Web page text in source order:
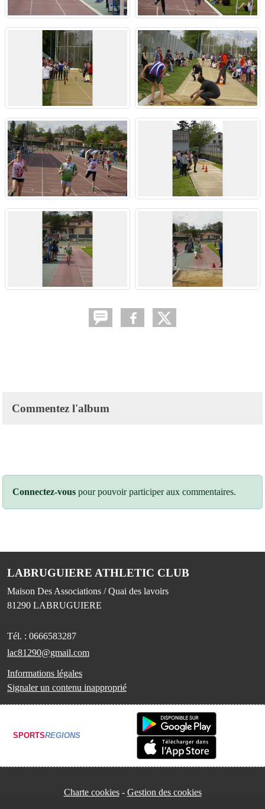
Commentez l'album
Connectez-vous pour pouvoir participer aux commentaires.
LABRUGUIERE ATHLETIC CLUB
Maison Des Associations / Quai des lavoirs
81290 LABRUGUIERE
Tél. : 0666583287
lac81290@gmail.com
Informations légales
Signaler un contenu inapproprié
SPORTSREGIONS
Charte cookies Gestion des cookies